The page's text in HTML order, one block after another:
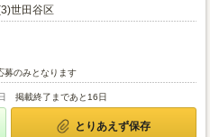
世田谷区
募のみとなります
掲載終了まであと16日
とりあえず保存